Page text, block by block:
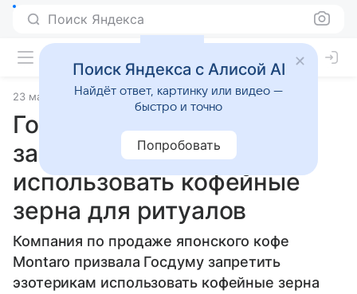
Поиск Яндекса
23 мая 2025 Источник:Газета.Ru - новости Статьи
Госдуму призвали
запретить эзотерикам
использовать кофейные
зерна для ритуалов
Компания по продаже японского кофе
Montaro призвала Госдуму запретить
эзотерикам использовать кофейные зерна
Поиск Яндекса с Алисой AI
Найдёт ответ, картинку или видео —
быстро и точно
Попробовать